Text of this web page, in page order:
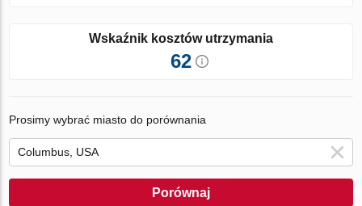
Wskaźnik kosztów utrzymania
62
Prosimy wybrać miasto do porównania
Porównaj